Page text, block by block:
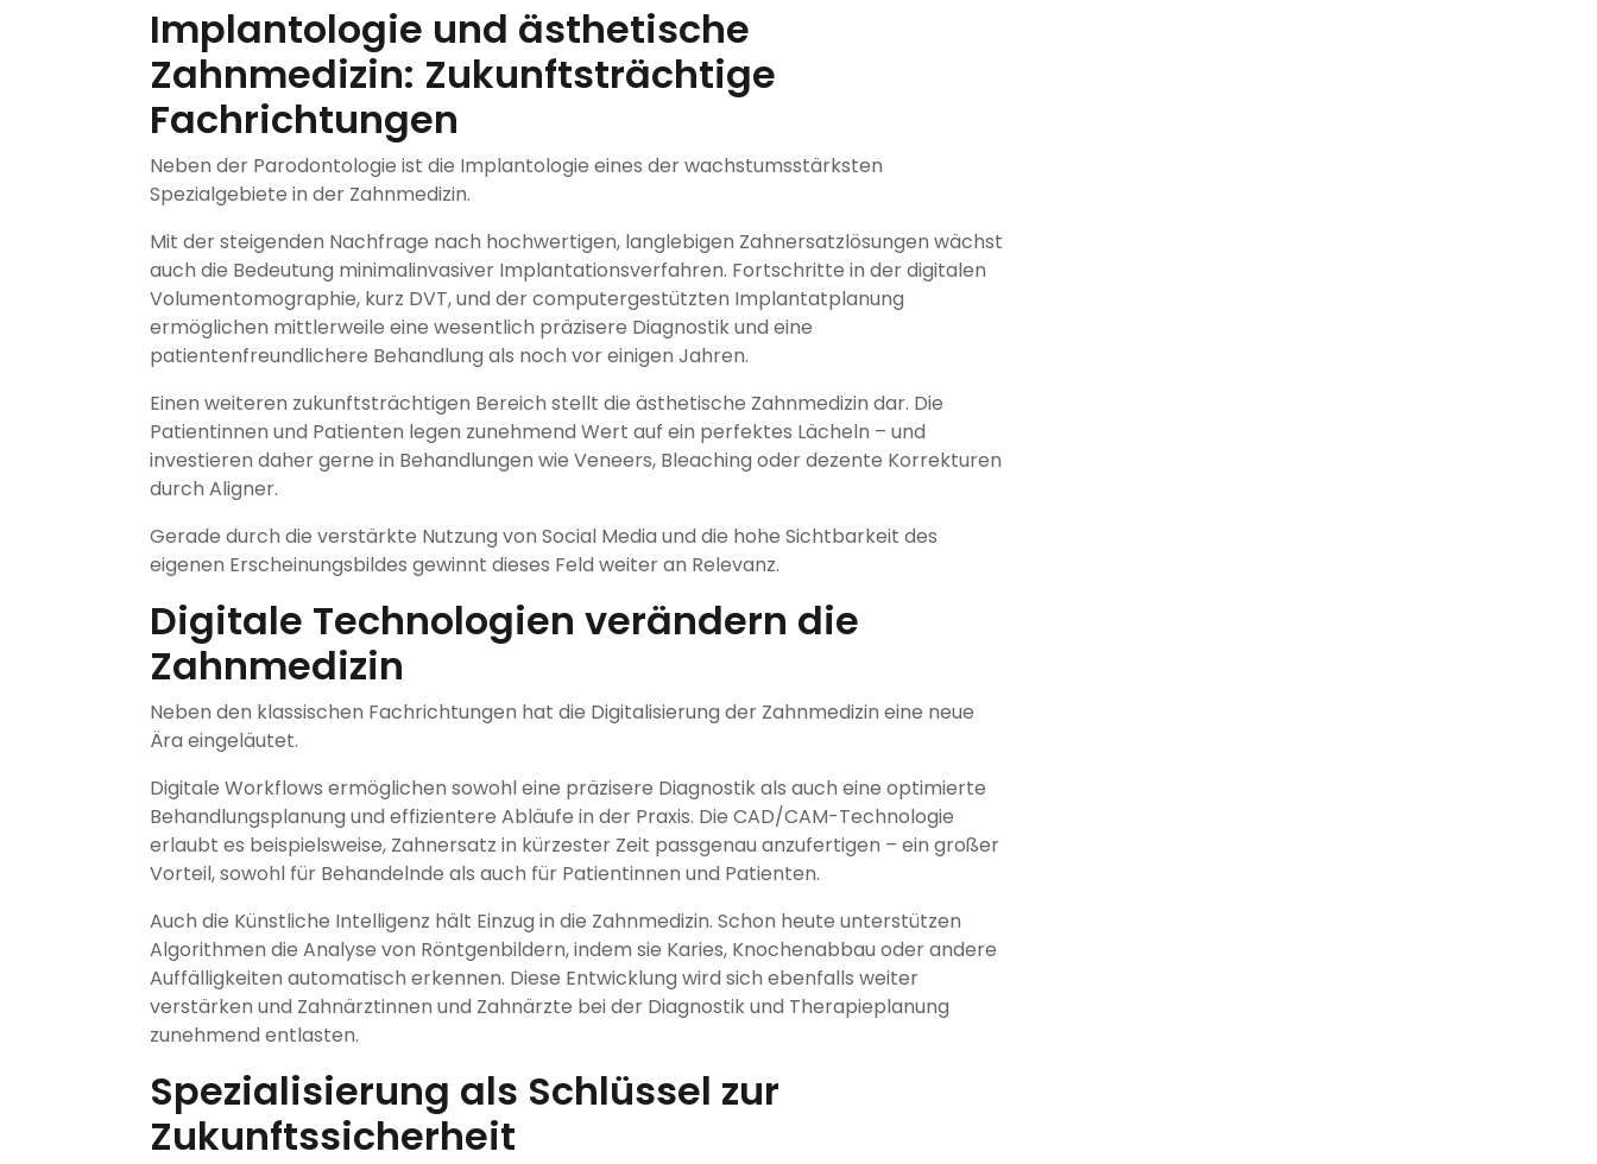
Implantologie und ästhetische
Zahnmedizin: Zukunftsträchtige
Fachrichtungen
Neben der Parodontologie ist die Implantologie eines der wachstumsstärksten
Spezialgebiete in der Zahnmedizin.
Mit der steigenden Nachfrage nach hochwertigen, langlebigen Zahnersatzlösungen wächst
auch die Bedeutung minimalinvasiver Implantationsverfahren. Fortschritte in der digitalen
Volumentomographie, kurz DVT, und der computergestützten Implantatplanung
ermöglichen mittlerweile eine wesentlich präzisere Diagnostik und eine
patientenfreundlichere Behandlung als noch vor einigen Jahren.
Einen weiteren zukunftsträchtigen Bereich stellt die ästhetische Zahnmedizin dar. Die
Patientinnen und Patienten legen zunehmend Wert auf ein perfektes Lächeln – und
investieren daher gerne in Behandlungen wie Veneers, Bleaching oder dezente Korrekturen
durch Aligner.
Gerade durch die verstärkte Nutzung von Social Media und die hohe Sichtbarkeit des
eigenen Erscheinungsbildes gewinnt dieses Feld weiter an Relevanz.
Digitale Technologien verändern die
Zahnmedizin
Neben den klassischen Fachrichtungen hat die Digitalisierung der Zahnmedizin eine neue
Ära eingeläutet.
Digitale Workflows ermöglichen sowohl eine präzisere Diagnostik als auch eine optimierte
Behandlungsplanung und effizientere Abläufe in der Praxis. Die CAD/CAM-Technologie
erlaubt es beispielsweise, Zahnersatz in kürzester Zeit passgenau anzufertigen – ein großer
Vorteil, sowohl für Behandelnde als auch für Patientinnen und Patienten.
Auch die Künstliche Intelligenz hält Einzug in die Zahnmedizin. Schon heute unterstützen
Algorithmen die Analyse von Röntgenbildern, indem sie Karies, Knochenabbau oder andere
Auffälligkeiten automatisch erkennen. Diese Entwicklung wird sich ebenfalls weiter
verstärken und Zahnärztinnen und Zahnärzte bei der Diagnostik und Therapieplanung
zunehmend entlasten.
Spezialisierung als Schlüssel zur
Zukunftssicherheit